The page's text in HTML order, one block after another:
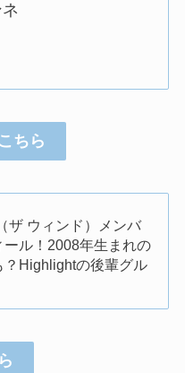
ちら
ザ ウィンド）メンバ
ール！2008年生まれの
？Highlightの後輩グル